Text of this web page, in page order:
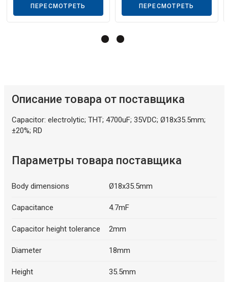
ПЕРЕСМОТРЕТЬ ПЕРЕСМОТРЕТЬ
Описание товара от поставщика
Capacitor: electrolytic; THT; 4700uF; 35VDC; Ø18x35.5mm;
±20%; RD
Параметры товара поставщика
Body dimensions Ø18x35.5mm
Capacitance 4.7mF
Capacitor height tolerance 2mm
Diameter 18mm
Height 35.5mm